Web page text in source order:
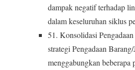
dampak negatif terhadap
dalam keseluruhan siklus
51. Konsolidasi
strategi Pengadaan
menggabungkan beberapa